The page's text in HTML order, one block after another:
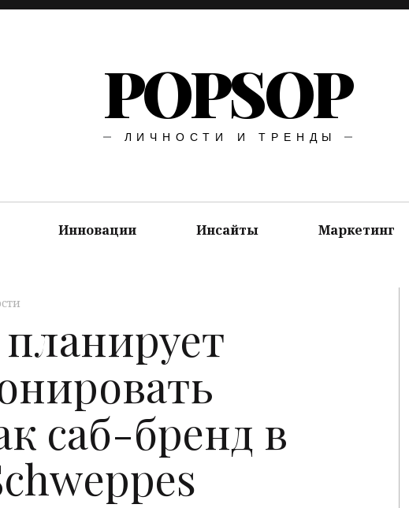
POPSOP
ЛИЧНОСТИ И ТРЕНДЫ
Инновации Инсайты Маркетинг
саб-бренд в